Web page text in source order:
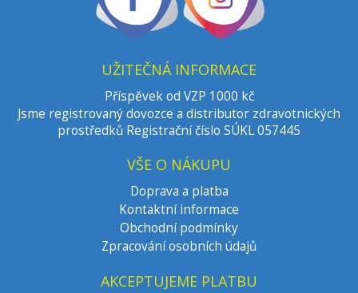
UŽITEČNÁ INFORMACE
Příspěvek od VZP 1000 kč
Jsme registrovaný dovozce a distributor zdravotnických
prostředků Registrační číslo SÚKL 057445
VŠE O NÁKUPU
Doprava a platba
Kontaktní informace
Obchodní podmínky
Zpracování osobních údajů
AKCEPTUJEME PLATBU